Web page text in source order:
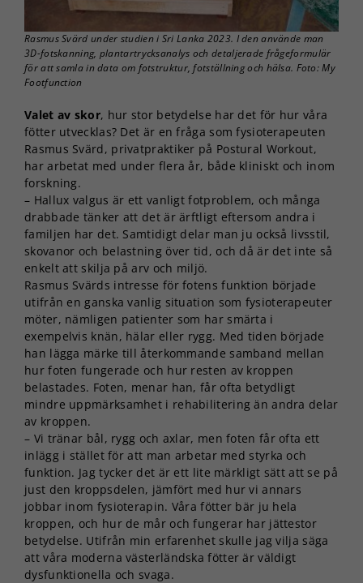
Rasmus Svärd under studien i Sri Lanka 2023. I den använde man
3D-fotskanning, plantartrycksanalys och detaljerade frågeformulär
för att samla in data om fotstruktur, fotställning och hälsa. Foto: My
Footfunction
Valet av skor, hur stor betydelse har det för hur våra
fötter utvecklas? Det är en fråga som fysioterapeuten
Rasmus Svärd, privatpraktiker på Postural Workout,
har arbetat med under flera år, både kliniskt och inom
forskning.
– Hallux valgus är ett vanligt fotproblem, och många
drabbade tänker att det är ärftligt eftersom andra i
familjen har det. Samtidigt delar man ju också livsstil,
skovanor och belastning över tid, och då är det inte så
enkelt att skilja på arv och miljö.
Rasmus Svärds intresse för fotens funktion började
utifrån en ganska vanlig situation som fysioterapeuter
möter, nämligen patienter som har smärta i
exempelvis knän, hälar eller rygg. Med tiden började
han lägga märke till återkommande samband mellan
hur foten fungerade och hur resten av kroppen
belastades. Foten, menar han, får ofta betydligt
mindre uppmärksamhet i rehabilitering än andra delar
av kroppen.
– Vi tränar bål, rygg och axlar, men foten får ofta ett
inlägg i stället för att man arbetar med styrka och
funktion. Jag tycker det är ett lite märkligt sätt att se på
just den kroppsdelen, jämfört med hur vi annars
jobbar inom fysioterapin. Våra fötter bär ju hela
kroppen, och hur de mår och fungerar har jättestor
betydelse. Utifrån min erfarenhet skulle jag vilja säga
att våra moderna västerländska fötter är väldigt
dysfunktionella och svaga.